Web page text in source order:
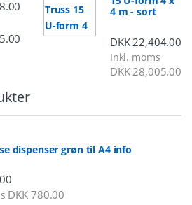
Prisinterval: DKK 2,248.00 til DKK
4 m - sort
DKK22,404.00
Inkl. moms
DKK28,005.00
dispenser grøn til A4 info
DKK 780.00